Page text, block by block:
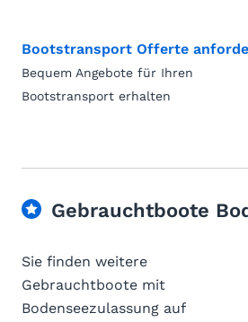
Bootstransport Offerte
Bequem Angebote für Ihren
Bootstransport erhalten
Gebrauchtboote
Sie finden weitere
Gebrauchtboote mit
Bodenseezulassung auf